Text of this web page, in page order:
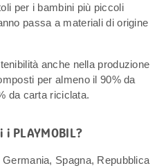
per i bambini più piccoli
passa a materiali di origine
anche nella produzione
per almeno il 90% da
da carta riciclata.
PLAYMOBIL?
Spagna, Repubblica